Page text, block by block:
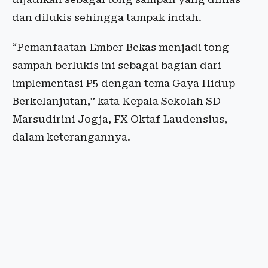
dan dilukis sehingga tampak indah.
“Pemanfaatan Ember Bekas menjadi tong
sampah berlukis ini sebagai bagian dari
implementasi P5 dengan tema Gaya Hidup
Berkelanjutan,” kata Kepala Sekolah SD
Marsudirini Jogja, FX Oktaf Laudensius,
dalam keterangannya.